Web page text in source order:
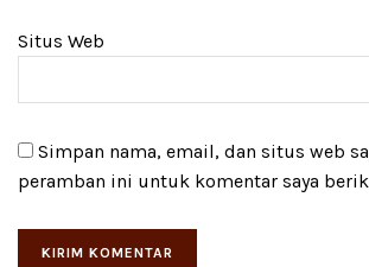
Situs Web
Simpan nama, email, dan situs web
peramban ini untuk komentar saya